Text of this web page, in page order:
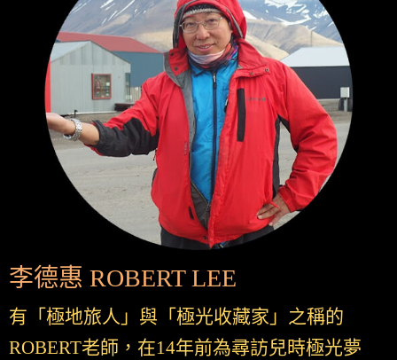
李德惠 ROBERT LEE
有「極地旅人」與「極光收藏家」之稱的
ROBERT老師，在14年前為尋訪兒時極光夢